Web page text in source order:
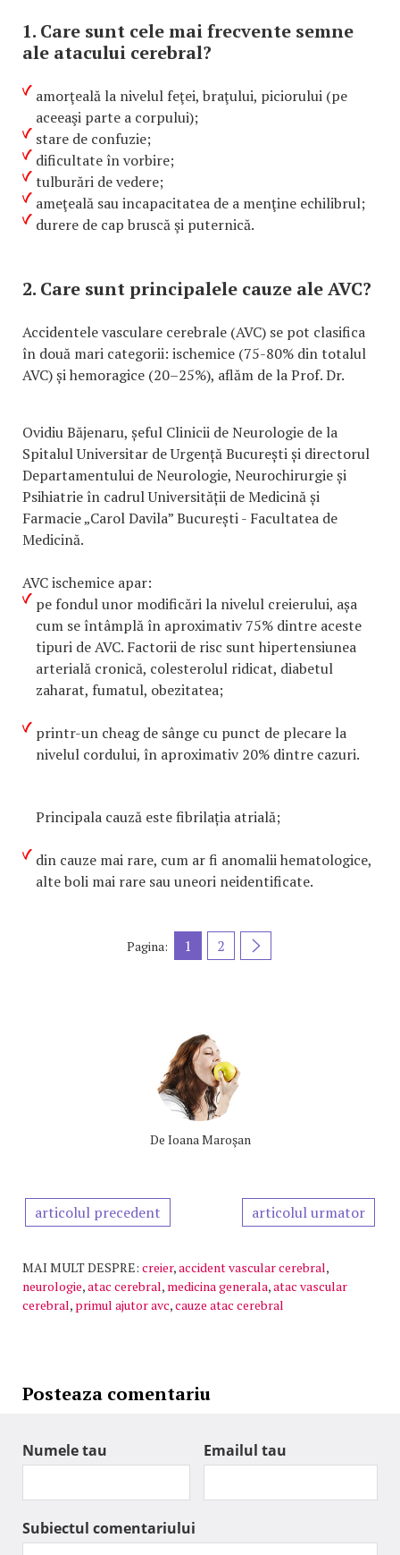
1. Care sunt cele mai frecvente semne
ale atacului cerebral?
amorţeală la nivelul feţei, braţului, piciorului (pe
aceeaşi parte a corpului);
stare de confuzie;
dificultate în vorbire;
tulburări de vedere;
ameţeală sau incapacitatea de a menţine echilibrul;
durere de cap bruscă şi puternică.
2. Care sunt principalele cauze ale AVC?
Accidentele vasculare cerebrale (AVC) se pot clasifica
în două mari categorii: ischemice (75-80% din totalul
AVC) și hemoragice (20–25%), aflăm de la Prof. Dr.
Ovidiu Băjenaru, șeful Clinicii de Neurologie de la
Spitalul Universitar de Urgență București și directorul
Departamentului de Neurologie, Neurochirurgie și
Psihiatrie în cadrul Universității de Medicină și
Farmacie „Carol Davila” București - Facultatea de
Medicină.
AVC ischemice apar:
pe fondul unor modificări la nivelul creierului, așa
cum se întâmplă în aproximativ 75% dintre aceste
tipuri de AVC. Factorii de risc sunt hipertensiunea
arterială cronică, colesterolul ridicat, diabetul
zaharat, fumatul, obezitatea;
printr-un cheag de sânge cu punct de plecare la
nivelul cordului, în aproximativ 20% dintre cazuri.
Principala cauză este fibrilația atrială;
din cauze mai rare, cum ar fi anomalii hematologice,
alte boli mai rare sau uneori neidentificate.
Pagina: 1 2
De Ioana Maroşan
articolul precedent articolul urmator
MAI MULT DESPRE: creier,accident vascular cerebral,
neurologie,atac cerebral, medicina generala,atac vascular
cerebral, primul ajutor avc,cauze atac cerebral
Posteaza comentariu
Numele tau Emailul tau
Subiectul comentariului